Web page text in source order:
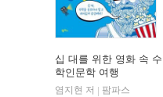
십 대를 위한 영화 속 수
학인문학 여행
염지현 저 | 팜파스